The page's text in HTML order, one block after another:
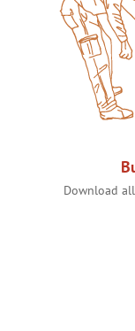
Download